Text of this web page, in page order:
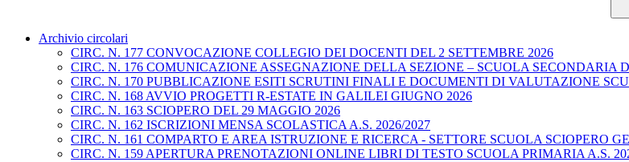
Archivio circolari
CIRC. N. 177 CONVOCAZIONE COLLEGIO DEI DOCENTI DEL 2 SETTEMBRE 2026
CIRC. N. 176 COMUNICAZIONE ASSEGNAZIONE DELLA SEZIONE – SCUOLA SECONDARIA
CIRC. N. 170 PUBBLICAZIONE ESITI SCRUTINI FINALI E DOCUMENTI DI VALUTAZIONE
CIRC. N. 168 AVVIO PROGETTI R-ESTATE IN GALILEI GIUGNO 2026
CIRC. N. 163 SCIOPERO DEL 29 MAGGIO 2026
CIRC. N. 162 ISCRIZIONI MENSA SCOLASTICA A.S. 2026/2027
CIRC. N. 161 COMPARTO E AREA ISTRUZIONE E RICERCA - SETTORE SCUOLA SCIOPERO
CIRC. N. 159 APERTURA PRENOTAZIONI ONLINE LIBRI DI TESTO SCUOLA PRIMARIA A.S.